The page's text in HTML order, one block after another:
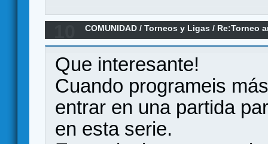
COMUNIDAD /Torneos y Ligas / Re:Torneo
Que interesante!
Cuando programeis
entrar en una partida
en esta serie.